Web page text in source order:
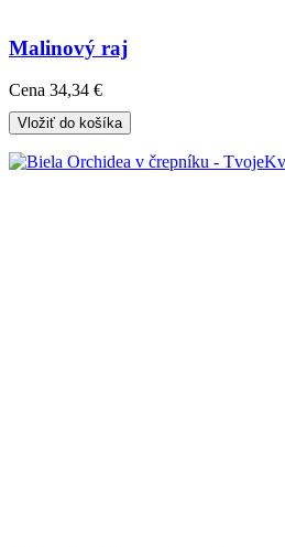
Malinový raj
Cena 34,34 €
Vložiť do košíka